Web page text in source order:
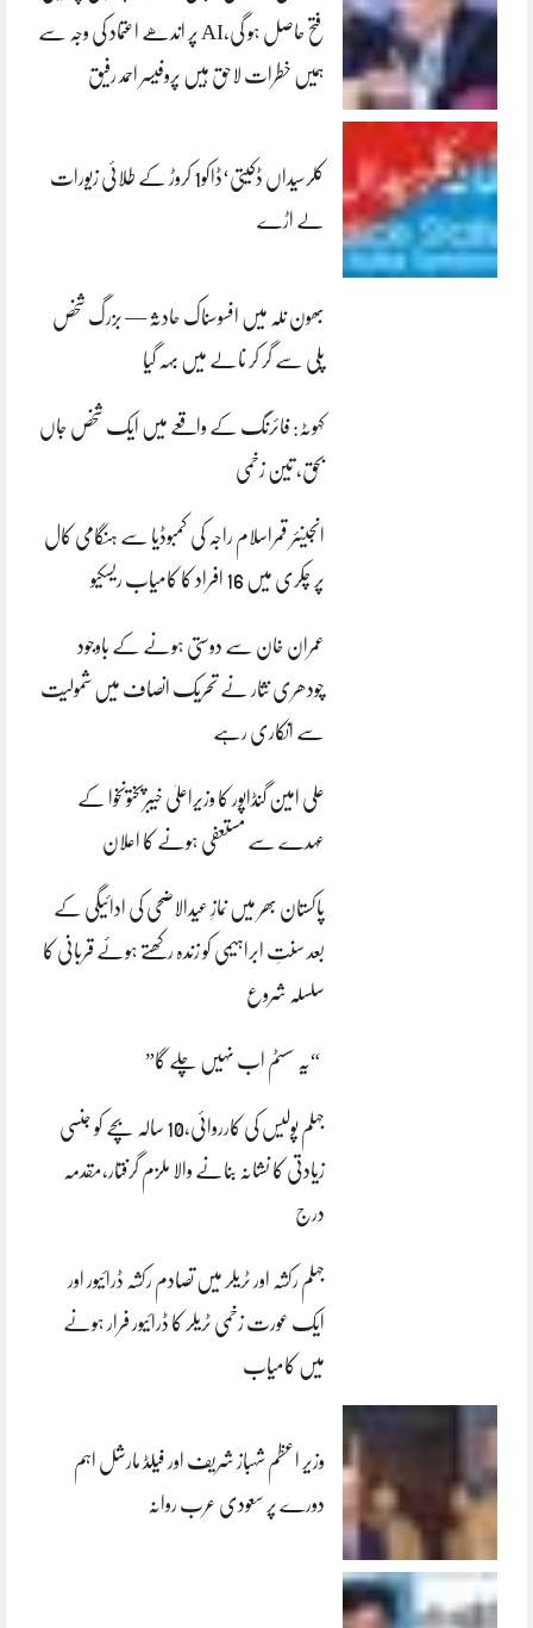
فتح حاصل ہو گی،AI پر اندھے اعتماد کی وجہ سے
ہمیں خطرات لاحق ہیں پروفیسر احمد رفیق
کلرسیداں ڈکیتی‘ڈاکو1 کروڑ کے طلائی زیورات
لے اڑے
بھون نلہ میں افسوسناک حادثہ — بزرگ شخص
پلی سے گر کر نالے میں بہہ گیا
کہوٹہ: فائرنگ کے واقعے میں ایک شخص جاں
بحق، تین زخمی
انجینئر قمراسلام راجہ کی کمبوڈیا سے ہنگامی کال
پر چکری میں 16 افراد کا کامیاب ریسکیو
عمران خان سے دوستی ہونے کے باوجود
چودھری نثار نے تحریک انصاف میں شمولیت
سے انکاری رہے
علی امین گنڈاپور کا وزیراعلیٰ خیبرپختونخوا کے
عہدے سے مستعفی ہونے کا اعلان
پاکستان بھر میں نمازِ عیدالاضحی کی ادائیگی کے
بعد سنتِ ابراہیمی کو زندہ رکھتے ہوئے قربانی کا
سلسلہ شروع
“یہ سسٹم اب نہیں چلے گا”
جہلم پولیس کی کارروائی،10 سالہ بچے کو جنسی
زیادتی کا نشانہ بنانے والا ملزم گرفتار،مقدمہ
درج
جہلم رکشہ اور ٹریلر میں تصادم رکشہ ڈرائیور اور
ایک عورت زخمی ٹریلر کا ڈرائیور فرار ہونے
میں کامیاب
وزیر اعظم شہباز شریف اور فیلڈ مارشل اہم
دورے پر سعودی عرب روانہ